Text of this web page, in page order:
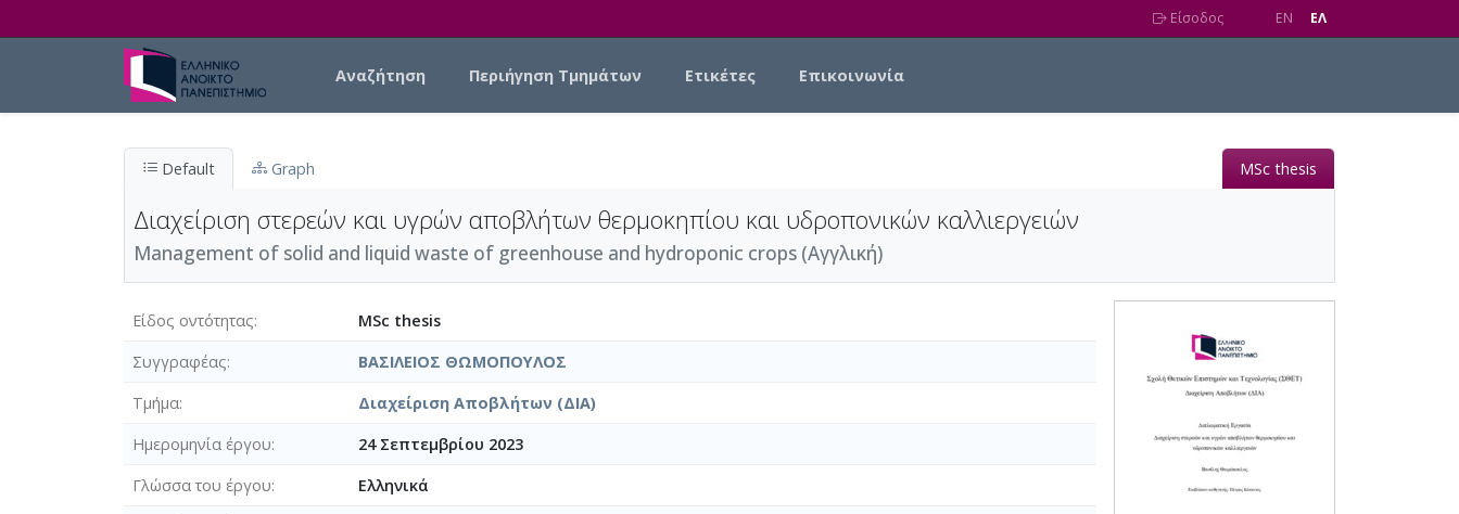
Είσοδος EN EΛ
Αναζήτηση Περιήγηση Τμημάτων Ετικέτες Επικοινωνία
Default Graph MSc thesis
Διαχείριση στερεών και υγρών αποβλήτων θερμοκηπίου και υδροπονικών καλλιεργειών
Management of solid and liquid waste of greenhouse and hydroponic crops (Αγγλική)
Είδος οντότητας
MSc thesis
Συγγραφέας
ΒΑΣΙΛΕΙΟΣ ΘΩΜΟΠΟΥΛΟΣ
Τμήμα
Διαχείριση Αποβλήτων (ΔΙΑ)
Ημερομηνία έργου
24 Σεπτεμβρίου 2023
Γλώσσα του έργου
Ελληνικά